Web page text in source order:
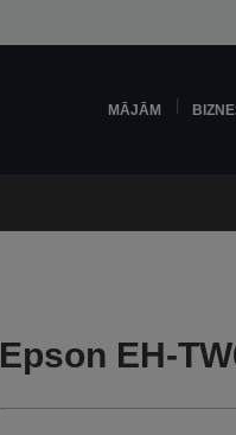
MĀJĀM
Epson EH-